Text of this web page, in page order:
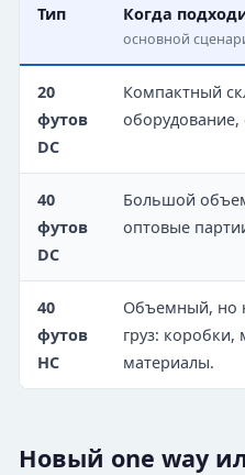
Тип Когда
основной
20
футов
DC
Компактный
оборудование,
40
футов
DC
Большой
оптовые
40
футов
HC
Объемный, но
груз: коробки,
материалы.
Новый one way